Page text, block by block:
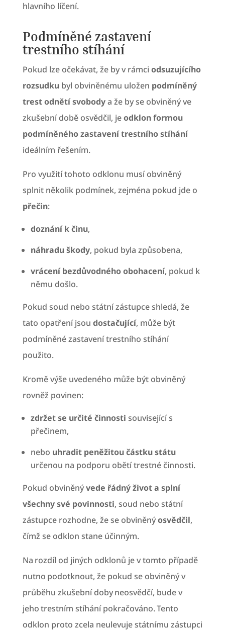
hlavního líčení.
Podmíněné zastavení
trestního stíhání
Pokud lze očekávat, že by v rámci odsuzujícího
rozsudkubyl obviněnému uložen podmíněný
trest odnětí svobodya že by se obviněný ve
zkušební době osvědčil, jeodklon formou
podmíněného zastavení trestního stíhání
ideálním řešením.
Pro využití tohoto odklonu musí obviněný
splnit několik podmínek, zejména pokud jde o
přečin:
doznání k činu,
náhradu škody, pokud byla způsobena,
vrácení bezdůvodného obohacení, pokud k
němu došlo.
Pokud soud nebo státní zástupce shledá, že
tato opatření jsou dostačující, může být
podmíněné zastavení trestního stíhání
použito.
Kromě výše uvedeného může být obviněný
rovněž povinen:
zdržet se určité činnosti související s
přečinem,
nebo uhradit peněžitou částku státu
určenou na podporu obětí trestné činnosti.
Pokud obviněnývede řádný život a splní
všechny své povinnosti, soud nebo státní
zástupce rozhodne, že se obviněnýosvědčil,
čímž se odklon stane účinným.
Na rozdíl od jiných odklonů je v tomto případě
nutno podotknout, že pokud se obviněný v
průběhu zkušební doby neosvědčí, bude v
jeho trestním stíhání pokračováno. Tento
odklon proto zcela neulevuje státnímu zástupci